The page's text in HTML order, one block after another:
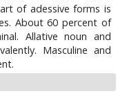
of adessive forms is
About 60 percent of
Allative noun and
Masculine and